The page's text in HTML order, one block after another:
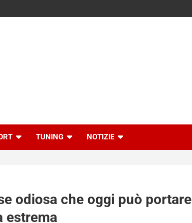
TUNING NOTIZIE
odiosa che oggi può portare
estrema